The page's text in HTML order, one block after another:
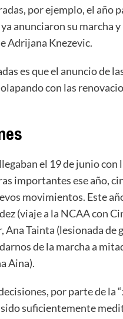
por ejemplo, el año
anunciaron su marcha
Adrijana Knezevic.
es que el anuncio de
con las
el 19 de junio con
importantes ese año,
movimientos. Este
(viaje a la NCAA con
Tainta (lesionada de
de la marcha a
Aina).
por parte de la
suficientemente